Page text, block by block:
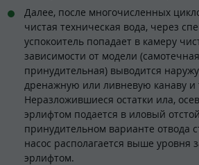
Далее, после многочисленных
чистая техническая вода, через
успокоитель попадает в камеру
зависимости от модели
принудительная) выводится
дренажную или ливневую канаву и
Неразложившиеся остатки ила,
эрлифтом подается в иловый
принудительном варианте отвода
насос располагается выше уровня
эрлифтом.